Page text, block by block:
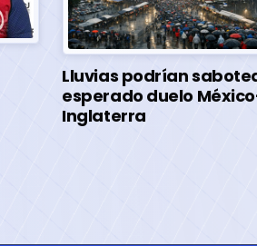
Lluvias podrían
esperado duelo
Inglaterra